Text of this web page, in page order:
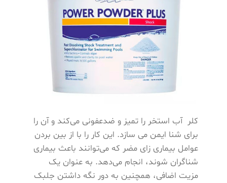
کلر آب استخر را تمیز و ضدعفونی می‌کند و آن را
برای شنا ایمن می‌ سازد. این کار را با از بین بردن
عوامل بیماری ‌زای مضر که می‌توانند باعث بیماری
شناگران شوند، انجام می‌دهد. به عنوان یک
مزیت اضافی، همچنین به دور نگه داشتن جلبک